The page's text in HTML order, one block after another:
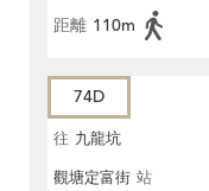
距離 110m
74D
往 九龍坑
觀塘定富街 站